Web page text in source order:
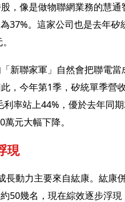
，像是做物聯網業務的慧通
37%。這家公司也是去年矽
新聯家軍」自然會把聯電當
，今年第1季，矽統單季營
率站上44%，優於去年同
元大幅下降。
現
長動力主要來自紘康。紘康
50幾名，現在綜效逐步浮